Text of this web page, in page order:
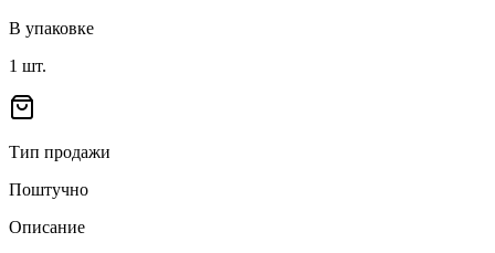
В упаковке
1 шт.
Тип продажи
Поштучно
Описание